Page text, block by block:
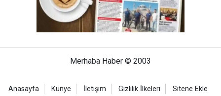
Merhaba Haber © 2003
Anasayfa Künye İletişim Gizlilik İlkeleri Sitene Ekle